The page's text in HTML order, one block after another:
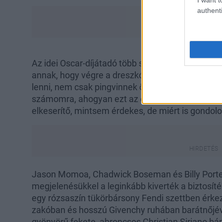
Az idei Oscar-díjátadó több szempontból volt
annak, hogy végre a dreszkódot kicsit háttérbe
lenni, nem csak pingvinnek öltözve beolvadtak
számomra, ahogyan ezt az olvasók, azaz a
elkeserítő, mintsem érdekes, de miért is
Jason Momoa, Chadwick Boseman és Billy
megjelenésükkel a leginkább kiverték a
egy rózsaszín tükörbársony Fendi szettben
zakóban és hosszú Givenchy ruhában